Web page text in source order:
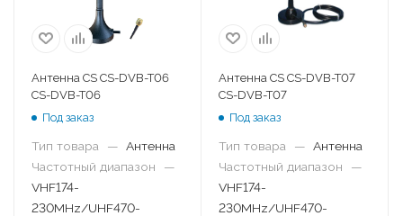
Антенна CS CS-DVB-T06
CS-DVB-T06
Под заказ
Тип товара — Антенна
Частотный диапазон
—
VHF174-
230MHz/UHF470-
Антенна CS CS-DVB-T07
CS-DVB-T07
Под заказ
Тип товара — Антенна
Частотный диапазон
—
VHF174-
230MHz/UHF470-